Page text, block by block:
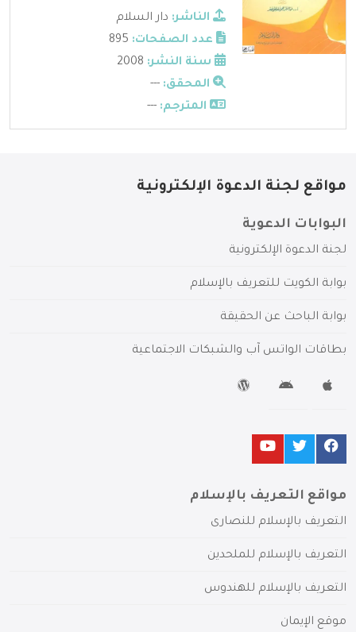
الناشر: دار السلام
عدد الصفحات:
سنة النشر:
المحقق: ---
المترجم: ---
مواقع لجنة الدعوة الإلكترونية
البوابات الدعوية
لجنة الدعوة الإلكترونية
بوابة الكويت للتعريف بالإسلام
بوابة الباحث عن الحقيقة
بطاقات الواتس آب والشبكات الاجتماعية
مواقع التعريف بالإسلام
التعريف بالإسلام للنصارى
التعريف بالإسلام للملحدين
التعريف بالإسلام للهندوس
موقع الإيمان